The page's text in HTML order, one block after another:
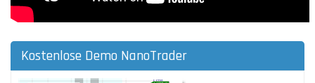
Kostenlose Demo NanoTrader